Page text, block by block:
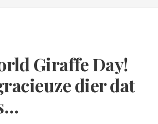
Giraffe Day!
dier dat